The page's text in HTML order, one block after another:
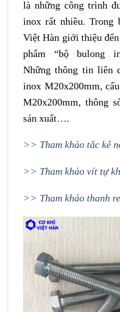
là những công trình
inox rất nhiều. Trong
Việt Hàn giới thiệu đến
phẩm “bộ bulong
Những thông tin liên
inox M20x200mm,
M20x200mm, thông
sản xuất….
>> Tham khảo tắc kê
>> Tham khảo vít tự
>> Tham khảo thanh